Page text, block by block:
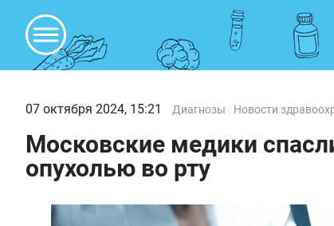
07 октября 2024, 15:21 Диагнозы Новости
Московские медики
опухолью во рту